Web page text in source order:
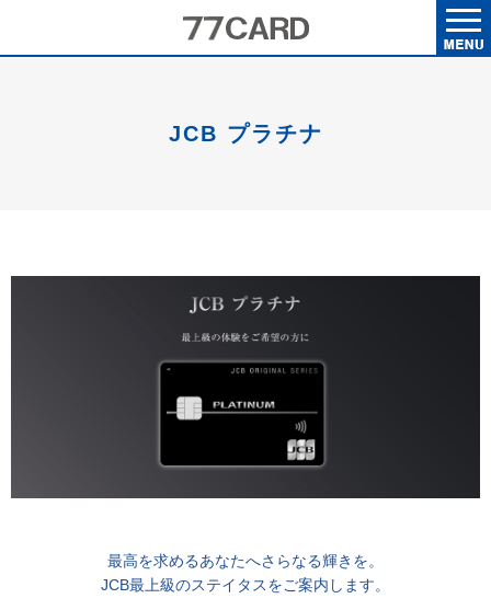
JCB プラチナ
最高を求めるあなたへさらなる輝きを。
JCB最上級のステイタスをご案内します。